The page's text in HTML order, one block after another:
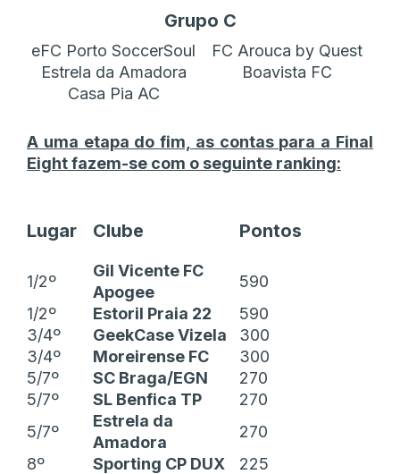
Grupo C
eFC Porto SoccerSoul
FC Arouca by Quest
Estrela da Amadora
Boavista FC
Casa Pia AC
A uma etapa do fim, as contas para a Final
Eight fazem-se com o seguinte ranking:
Lugar Clube Pontos
1/2º
Gil Vicente FC
Apogee
590
1/2º
Estoril Praia 22
590
3/4º
GeekCase Vizela
300
3/4º
Moreirense FC
300
5/7º
SC Braga/EGN
270
5/7º
SL Benfica TP
270
5/7º
Estrela da
Amadora
270
8º
Sporting CP DUX
225